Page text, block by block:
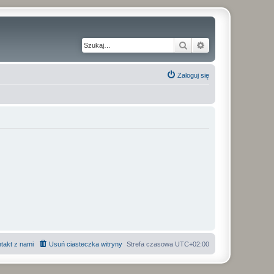
Szukaj
Zaloguj się
Strefa czasowa UTC+02:00
Usuń ciasteczka witryny
z nami